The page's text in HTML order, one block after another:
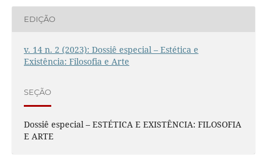
EDIÇÃO
v. 14 n. 2 (2023): Dossiê especial – Estética e
Existência: Filosofia e Arte
SEÇÃO
Dossiê especial – ESTÉTICA E EXISTÊNCIA: FILOSOFIA
E ARTE